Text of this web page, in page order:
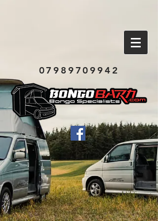
07989709942